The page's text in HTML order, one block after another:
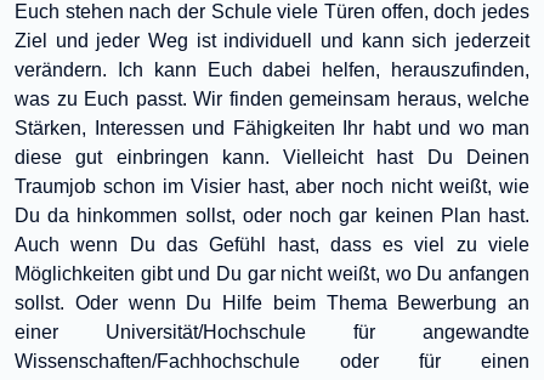
Euch stehen nach der Schule viele Türen offen, doch jedes
Ziel und jeder Weg ist individuell und kann sich jederzeit
verändern. Ich kann Euch dabei helfen, herauszufinden,
was zu Euch passt. Wir finden gemeinsam heraus, welche
Stärken, Interessen und Fähigkeiten Ihr habt und wo man
diese gut einbringen kann. Vielleicht hast Du Deinen
Traumjob schon im Visier hast, aber noch nicht weißt, wie
Du da hinkommen sollst, oder noch gar keinen Plan hast.
Auch wenn Du das Gefühl hast, dass es viel zu viele
Möglichkeiten gibt und Du gar nicht weißt, wo Du anfangen
sollst. Oder wenn Du Hilfe beim Thema Bewerbung an
einer Universität/Hochschule für angewandte
Wissenschaften/Fachhochschule oder für einen